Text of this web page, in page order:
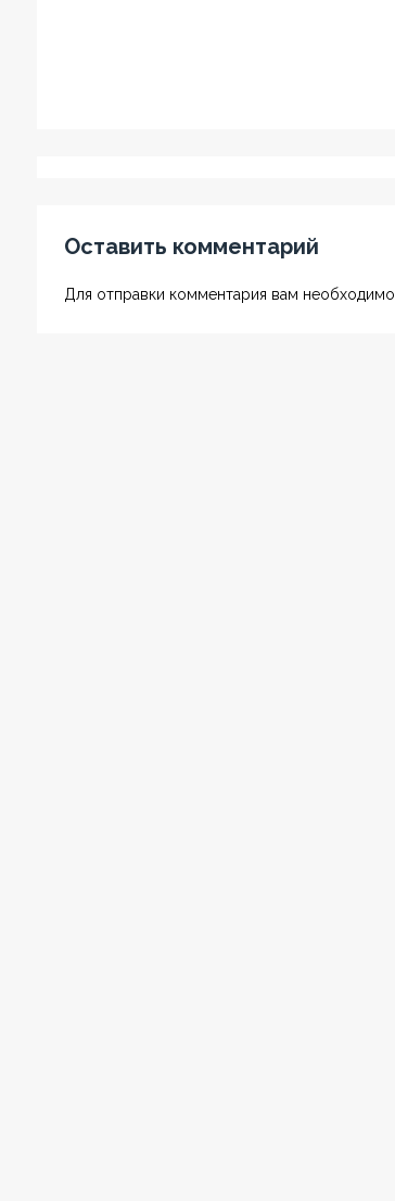
Оставить комментарий
Для отправки комментария вам необходимо .